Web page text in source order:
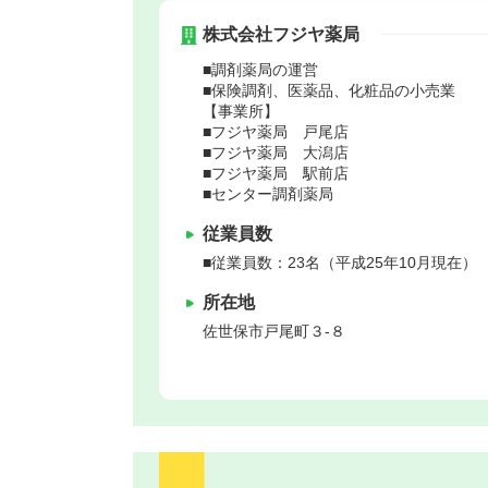
株式会社フジヤ薬局
■調剤薬局の運営
■保険調剤、医薬品、化粧品の小売業
【事業所】
■フジヤ薬局 戸尾店
■フジヤ薬局 大潟店
■フジヤ薬局 駅前店
■センター調剤薬局
従業員数
■従業員数：23名（平成25年10月現在）
所在地
佐世保市戸尾町３-８